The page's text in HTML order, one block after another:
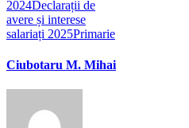
2024Declarații de
avere și interese
salariați 2025Primarie
Ciubotaru M. Mihai